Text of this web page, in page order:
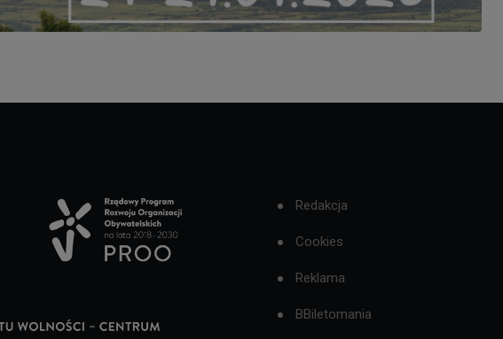
Redakcja
Cookies
Reklama
BBiletomania